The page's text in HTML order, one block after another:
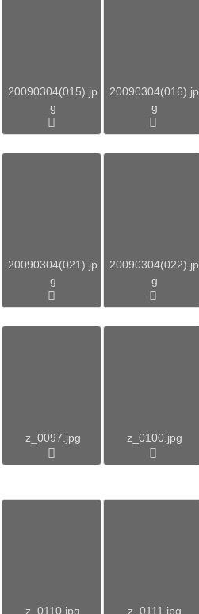
20090304(015).jp
g
20090304(016).jp
g
20090304(021).jp
g
20090304(022).jp
g
z_0097.jpg z_0100.jpg
z_0110.jpg z_0111.jpg